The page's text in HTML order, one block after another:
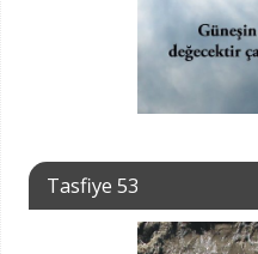
Tasfiye 53